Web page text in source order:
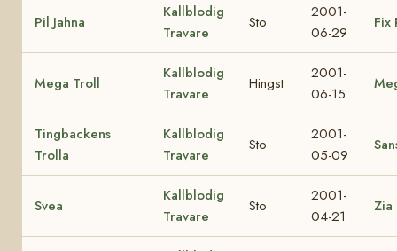
Pil Jahna
Kallblodig
Travare
Sto
2001-
06-29
Fix
Mega Troll
Kallblodig
Travare
Hingst
2001-
06-15
Tingbackens
Trolla
Kallblodig
Travare
Sto
2001-
05-09
Svea
Kallblodig
Travare
Sto
2001-
04-21
Zia